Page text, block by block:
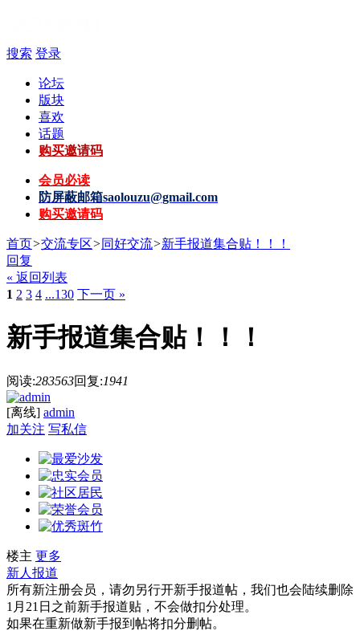
搜索 登录
论坛
版块
喜欢
话题
购买邀请码
会员必读
防屏蔽邮箱saolouzu@gmail.com
购买邀请码
首页>交流专区>同好交流>新手报道集合贴！！！
回复
« 返回列表
1 2 3 4 ...130 下一页 »
新手报道集合贴！！！
阅读:283563回复:1941
[离线] admin
加关注 写私信
楼主 更多
新人报道
所有新注册会员，请勿另行开新手报道帖，我们也会陆续删除
1月21日之前新手报道贴，不会做扣分处理。
如果在重新做新手报到帖将扣分删帖。